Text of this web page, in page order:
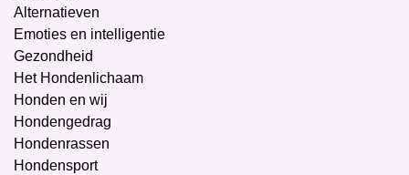
Alternatieven
Emoties en intelligentie
Gezondheid
Het Hondenlichaam
Honden en wij
Hondengedrag
Hondenrassen
Hondensport